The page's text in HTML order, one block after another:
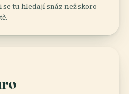
se tu hledají snáz než skoro